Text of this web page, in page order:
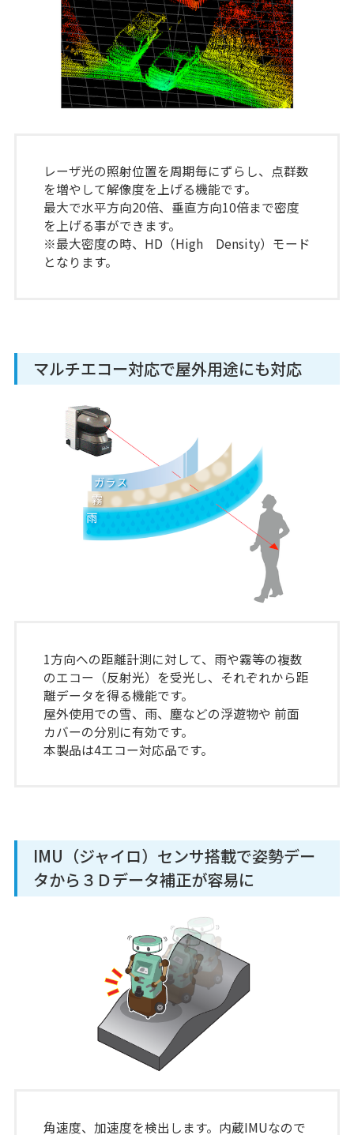
レーザ光の照射位置を周期毎にずらし、点群数
を増やして解像度を上げる機能です。
最大で水平方向20倍、垂直方向10倍まで密度
を上げる事ができます。
※最大密度の時、HD（High Density）モード
となります。
マルチエコー対応で屋外用途にも対応
1方向への距離計測に対して、雨や霧等の複数
のエコー（反射光）を受光し、それぞれから距
離データを得る機能です。
屋外使用での雪、雨、塵などの浮遊物や 前面
カバーの分別に有効です。
本製品は4エコー対応品です。
IMU（ジャイロ）センサ搭載で姿勢デー
タから３Ｄデータ補正が容易に
角速度、加速度を検出します。内蔵IMUなので